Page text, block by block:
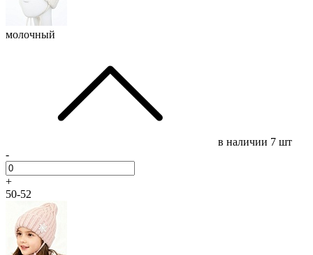
молочный
в наличии 7 шт
-
+
50-52